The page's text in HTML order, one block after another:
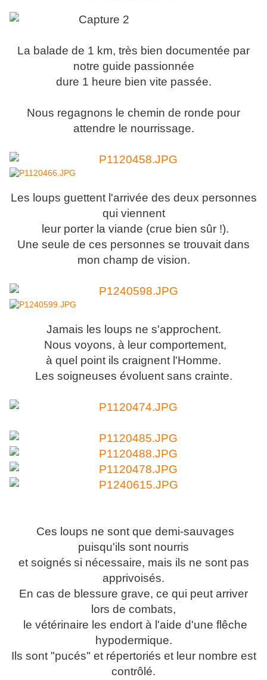
La balade de 1 km, très bien documentée par
notre guide passionnée
dure 1 heure bien vite passée.
Nous regagnons le chemin de ronde pour
attendre le nourrissage.
Les loups guettent l'arrivée des deux personnes
qui viennent
leur porterla viande (crue bien sûr !).
Une seule de ces personnes se trouvait dans
mon champ de vision.
Jamais les loups ne s'approchent.
Nous voyons, à leur comportement,
à quel point ils craignent l'Homme.
Les soigneuses évoluent sans crainte.
Ces loups ne sont que demi-sauvages
puisqu'ils sont nourris
et soignés si nécessaire, mais ils ne sont pas
apprivoisés.
En cas de blessure grave, ce qui peut arriver
lors de combats,
le vétérinaire les endort à l'aide d'une flêche
hypodermique.
Ils sont "pucés" et répertoriés et leur nombre est
contrôlé.